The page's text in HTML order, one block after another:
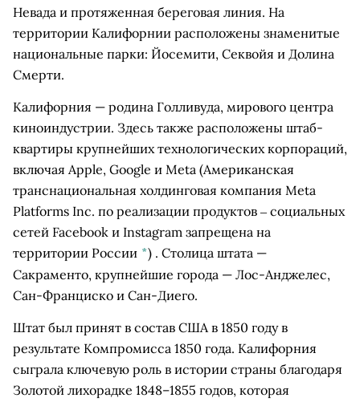
Невада и протяженная береговая линия. На
территории Калифорнии расположены знаменитые
национальные парки: Йосемити, Секвойя и Долина
Смерти.
Калифорния — родина Голливуда, мирового центра
киноиндустрии. Здесь также расположены штаб-
квартиры крупнейших технологических корпораций,
включая Apple, Google и Meta (Американская
транснациональная холдинговая компания Meta
Platforms Inc. по реализации продуктов ‒ социальных
сетей Facebook и Instagram запрещена на
территории России *) . Столица штата —
Сакраменто, крупнейшие города — Лос-Анджелес,
Сан-Франциско и Сан-Диего.
Штат был принят в состав США в 1850 году в
результате Компромисса 1850 года. Калифорния
сыграла ключевую роль в истории страны благодаря
Золотой лихорадке 1848–1855 годов, которая